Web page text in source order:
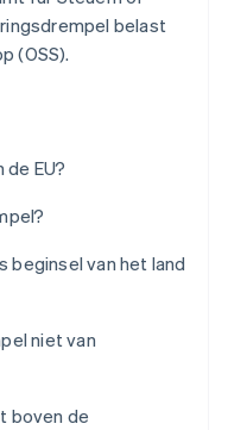
belast
(OSS).
EU?
beginsel van het land
niet van
boven de